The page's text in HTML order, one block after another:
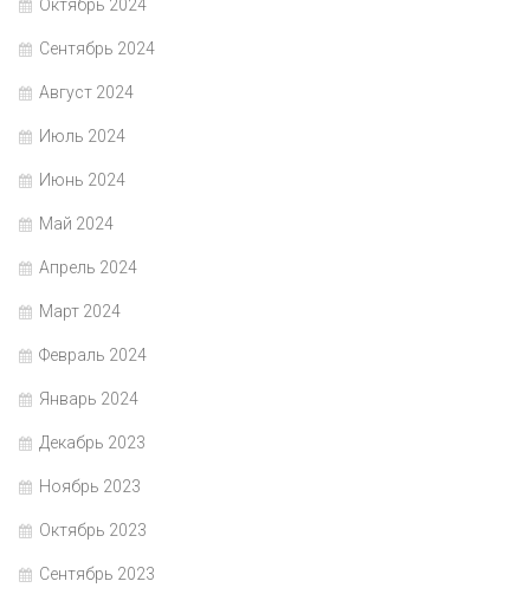
Октябрь 2024
Сентябрь 2024
Август 2024
Июль 2024
Июнь 2024
Май 2024
Апрель 2024
Март 2024
Февраль 2024
Январь 2024
Декабрь 2023
Ноябрь 2023
Октябрь 2023
Сентябрь 2023